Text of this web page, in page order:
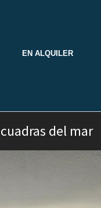
EN ALQUILER
del mar